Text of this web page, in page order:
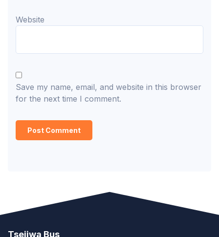
Website
Save my name, email, and website in this browser
for the next time I comment.
Tsejiwa Bus